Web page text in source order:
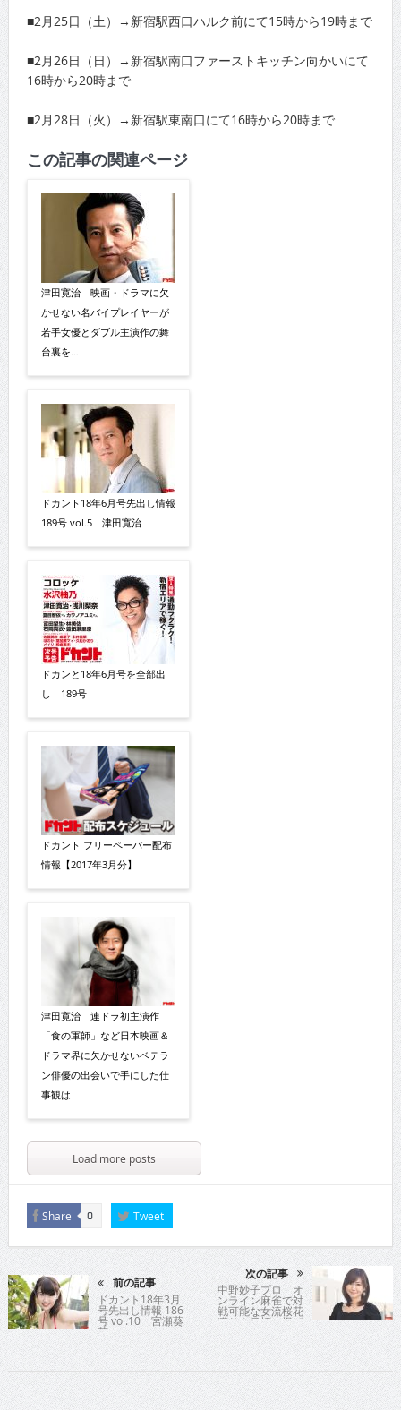
■2月25日（土）→新宿駅西口ハルク前にて15時から19時まで
■2月26日（日）→新宿駅南口ファーストキッチン向かいにて
16時から20時まで
■2月28日（火）→新宿駅東南口にて16時から20時まで
この記事の関連ページ
津田寛治 映画・ドラマに欠
かせない名バイプレイヤーが
若手女優とダブル主演作の舞
台裏を…
ドカント18年6月号先出し情報
189号 vol.5 津田寛治
ドカンと18年6月号を全部出
し 189号
ドカント フリーペーパー配布
情報【2017年3月分】
津田寛治 連ドラ初主演作
「食の軍師」など日本映画＆
ドラマ界に欠かせないベテラ
ン俳優の出会いで手にした仕
事観は
Load more posts
Share 0 Tweet
前の記事
ドカント18年3月
号先出し情報 186
号 vol.10 宮瀬葵
菜
次の記事
中野妙子プロ オ
ンライン麻雀で対
戦可能な女流桜花
獲りを目標に掲げ
る女流プロを直撃!!